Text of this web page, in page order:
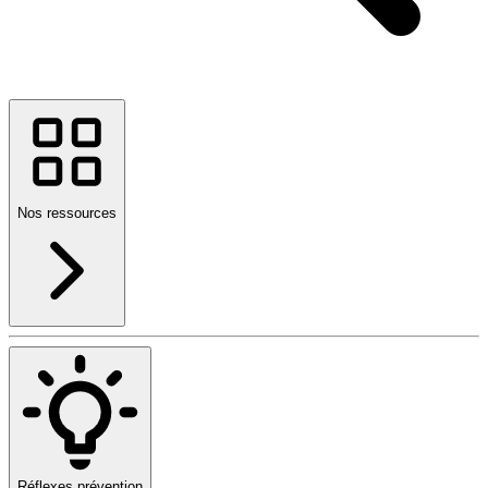
Nos ressources